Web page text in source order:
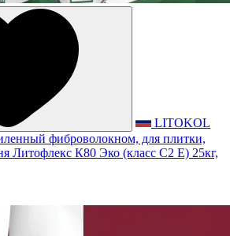
LITOKOL
фиброволокном, для плитки,
Литофлекс К80 Эко (класс С2 Е) 25кг,